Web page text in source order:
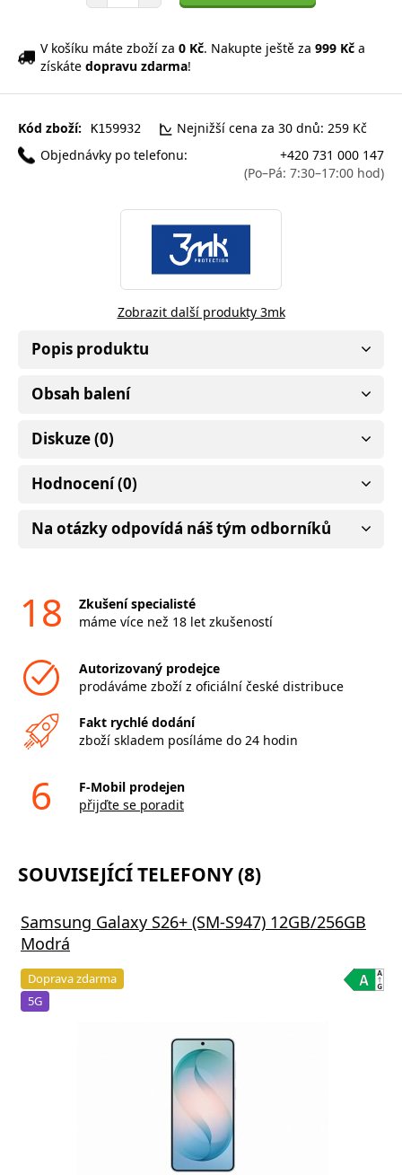
V košíku máte zboží za 0 Kč. Nakupte ještě za 999 Kč a
získáte dopravu zdarma!
Kód zboží: K159932
Nejnižší cena za 30 dnů: 259 Kč
Objednávky po telefonu:
+420 731 000 147
(Po–Pá: 7:30–17:00 hod)
Zobrazit další produkty 3mk
Popis produktu
Obsah balení
Diskuze (0)
Hodnocení (0)
Na otázky odpovídá náš tým odborníků
18
Zkušení specialisté
máme více než 18 let zkušeností
Autorizovaný prodejce
prodáváme zboží z oficiální české distribuce
Fakt rychlé dodání
zboží skladem posíláme do 24 hodin
6
F-Mobil prodejen
přijďte se poradit
SOUVISEJÍCÍ TELEFONY (8)
Samsung Galaxy S26+ (SM-S947) 12GB/256GB
Modrá
Doprava zdarma
5G